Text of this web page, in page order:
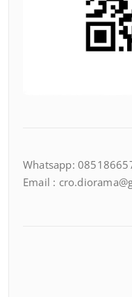
Whatsapp:
Email :